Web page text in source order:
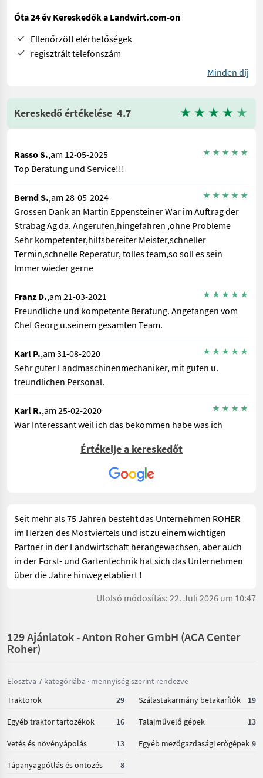
Óta 24 év Kereskedők a Landwirt.com-on
Ellenőrzött elérhetőségek
regisztrált telefonszám
Minden díj
Kereskedő értékelése 4.7
Rasso S.,am 12-05-2025
Top Beratung und Service!!!
Bernd S.,am 28-05-2024
Grossen Dank an Martin Eppensteiner War im Auftrag der
Strabag Ag da. Angerufen,hingefahren ,ohne Probleme
Sehr kompetenter,hilfsbereiter Meister,schneller
Termin,schnelle Reperatur, tolles team,so soll es sein
Immer wieder gerne
Franz D.,am 21-03-2021
Freundliche und kompetente Beratung. Angefangen vom
Chef Georg u.seinem gesamten Team.
Karl P.,am 31-08-2020
Sehr guter Landmaschinenmechaniker, mit guten u.
freundlichen Personal.
Karl R.,am 25-02-2020
War Interessant weil ich das bekommen habe was ich
Értékelje a kereskedőt
Seit mehr als 75 Jahren besteht das Unternehmen ROHER
im Herzen des Mostviertels und ist zu einem wichtigen
Partner in der Landwirtschaft herangewachsen, aber auch
in der Forst- und Gartentechnik hat sich das Unternehmen
über die Jahre hinweg etabliert !
Utolsó módosítás: 22. Juli 2026 um 10:47
129 Ajánlatok - Anton Roher GmbH (ACA Center
Roher)
Elosztva 7 kategóriába · mennyiség szerint rendezve
Traktorok
29 Szálastakarmány betakarítók 19
Egyéb traktor tartozékok 16 Talajművelő gépek 13
Vetés és növényápolás 13 Egyéb mezőgazdasági erőgépek 9
Tápanyagpótlás és öntözés 8